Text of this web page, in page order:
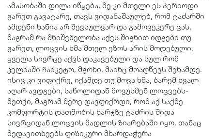
ამასობაში დილა იწყება, მე კი მთელი ეს პერიოდი
გარეთ გავატარე, თავს ვიდანაშაულებ, რომ ტაძარში
ამდენი ხანია არ შევსულვარ და გამოვეკერე ცას,
მაგრამ რა მნიშვნელობა აქვს შიგნით იდგები თუ
გარეთ, ლოცვის ხმა მთელ ეზოს არის მოდებული,
ყველა სივრცე აქვს დაკავებული და სულ რომ
კელიაში ჩაიკეტო, მგონი, მაინც მოაღწევს შენამდე.
ისიც კი ვიფიქრე, იქამდე თუ მოვა ხმა, ბარემ ხვალ
აღარ ავდგები, საწოლიდან მოვუსმენ ლოცვებს-
მეთქი, მაგრამ მერე დავფიქრდი, რომ აქ საქმე
კომფორტის დათმობის ხარჯზე ტაძრის შიდა
სივრციდან ლოცვის მადლის ზიარებაში იყო. თანაც
მედავითნეებს ფიზიკური მხარდაჭერა